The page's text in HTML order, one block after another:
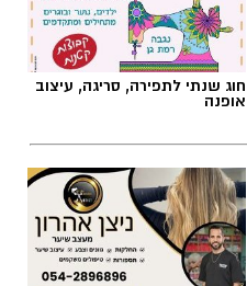
חוג שנתי לתפירה, סריגה, עיצוב
אופנה